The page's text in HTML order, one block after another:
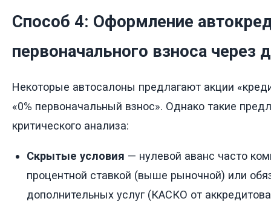
Способ 4: Оформление
первоначального взноса через
Некоторые автосалоны предлагают акции
«0% первоначальный взнос». Однако такие
критического анализа:
Скрытые условия — нулевой аванс часто
процентной ставкой (выше рыночной) или
дополнительных услуг (КАСКО от